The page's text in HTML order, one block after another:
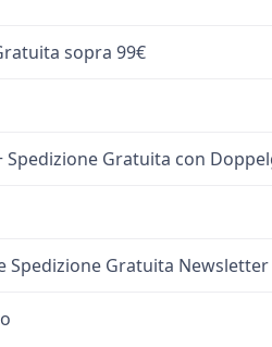
sopra 99€
Spedizione Gratuita con
Spedizione Gratuita Newsletter